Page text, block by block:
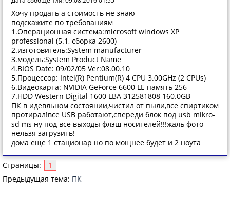
Хочу продать а стоимость не знаю
подскажите по требованиям
1.Операционная система:microsoft windows XP
professional (5.1, сборка 2600)
2.изготовитель:System manufacturer
3.модель:System Product Name
4.BIOS Date: 09/02/05 Ver:08.00.10
5.Процессор: Intel(R) Pentium(R) 4 CPU 3.00GHz (2 CPUs)
6.Видеокарта: NVIDIA GeForce 6600 LE память 256
7.HDD Western Digital 1600 LBA 312581808 160.0GB
ПК в идевльном состоянии,чистил от пыли,все спиртиком
протирал!все USB работают,спереди блок под usb mikro-
sd ms ну под все выходы флэш носителей!!!жаль фото
нельзя загрузить!
дома еще 1 стационар но по мощнее будет и 2 ноута
Страницы:
1
Предыдущая тема: ПК